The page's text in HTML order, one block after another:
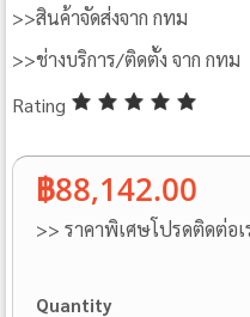
>>สินค้าจัดส่งจาก กทม
>>ช่างบริการ/ติดตั้ง จาก กทม
Rating
฿88,142.00
>> ราคาพิเศษโปรดติดต่อเ
Quantity